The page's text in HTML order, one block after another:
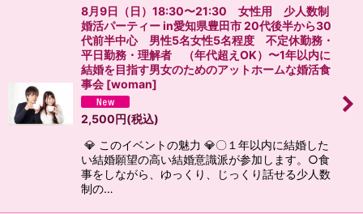
8月9日（日）18:30〜21:30 女性用 少人数制
婚活パーティー in愛知県豊田市 20代後半から30
代前半中心 男性5名女性5名程度 不定休勤務・
平日勤務・理解者 （年代超えOK）〜1年以内に
結婚を目指す男女のためのアットホームな婚活食
事会 [woman]
2,500円(税込)
💎 このイベントの魅力 💎〇１年以内に結婚した
い結婚願望の高い結婚意識派が参加します。○食
事をしながら、ゆっくり、じっくり話せる少人数
制の…